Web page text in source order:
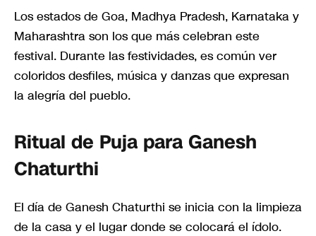
Los estados de Goa, Madhya Pradesh, Karnataka y
Maharashtra son los que más celebran este
festival. Durante las festividades, es común ver
coloridos desfiles, música y danzas que expresan
la alegría del pueblo.
Ritual de Puja para Ganesh
Chaturthi
El día de Ganesh Chaturthi se inicia con la limpieza
de la casa y el lugar donde se colocará el ídolo.